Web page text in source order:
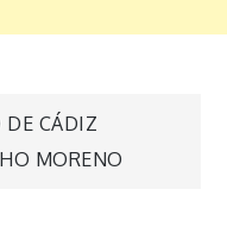
DE CÁDIZ
MORENO